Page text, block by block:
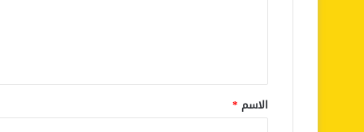
*
الاسم *